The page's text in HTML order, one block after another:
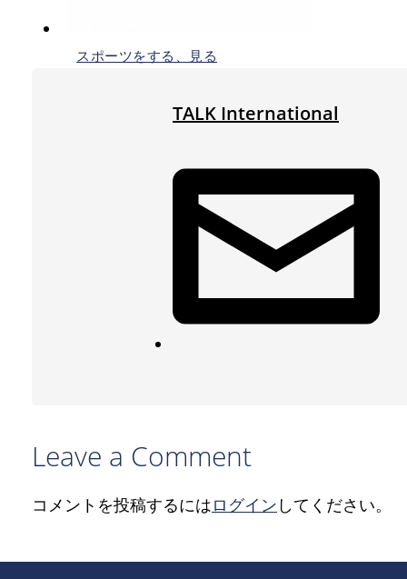
スポーツをする、見る
TALK International
Leave a Comment
コメントを投稿するにはログイン してください。